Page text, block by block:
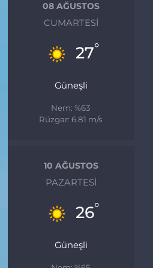
08 AĞUSTOS
CUMARTESI
27°
Güneşli
Nem: %63
Rüzgar: 6.81 m/s
10 AĞUSTOS
PAZARTESI
26°
Güneşli